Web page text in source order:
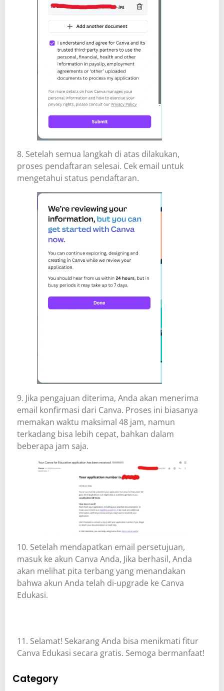
8. Setelah semua langkah di atas dilakukan,
proses pendaftaran selesai. Cek email untuk
mengetahui status pendaftaran.
9. Jika pengajuan diterima, Anda akan menerima
email konfirmasi dari Canva. Proses ini biasanya
memakan waktu maksimal 48 jam, namun
terkadang bisa lebih cepat, bahkan dalam
beberapa jam saja.
10. Setelah mendapatkan email persetujuan,
masuk ke akun Canva Anda, Jika berhasil, Anda
akan melihat pita terbang yang menandakan
bahwa akun Anda telah di-upgrade ke Canva
Edukasi.
11. Selamat! Sekarang Anda bisa menikmati fitur
Canva Edukasi secara gratis. Semoga bermanfaat!
Category